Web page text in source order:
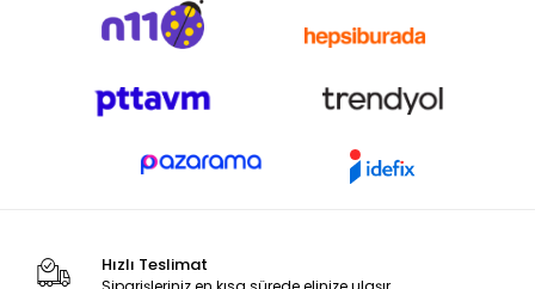
Hızlı Teslimat